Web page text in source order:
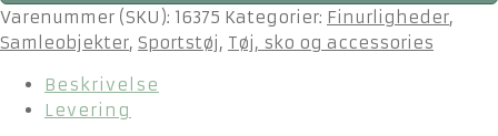
SV
denim
masser
Varenummer (SKU): 16375 Kategorier: Finurligheder,
Samleobjekter, Sportstøj, Tøj, sko og accessories
Beskrivelse
Levering